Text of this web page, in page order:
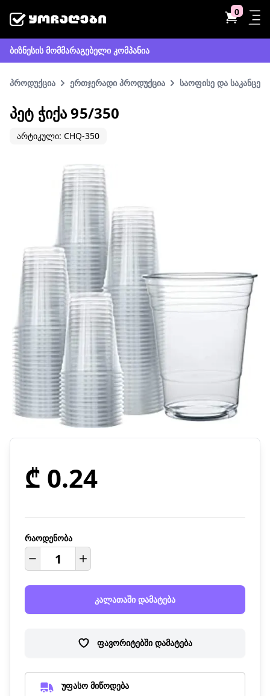
0
ბიზნესის მომმარაგებელი კომპანია
პროდუქცია ერთჯერადი პროდუქცია საოფისე და
ᲞᲔᲢ ᲭᲘᲥᲐ 95/350
არტიკული: CHQ-350
₾ 0.24
რაოდენობა
კალათაში დამატება
ფავორიტებში დამატება
უფასო მიწოდება